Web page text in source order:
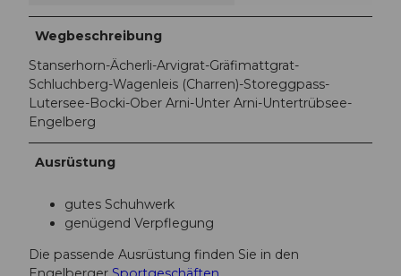
Wegbeschreibung
Stanserhorn-Ächerli-Arvigrat-Gräfimattgrat-
Schluchberg-Wagenleis (Charren)-Storeggpass-
Lutersee-Bocki-Ober Arni-Unter Arni-Untertrübsee-
Engelberg
Ausrüstung
gutes Schuhwerk
genügend Verpflegung
Die passende Ausrüstung finden Sie in den